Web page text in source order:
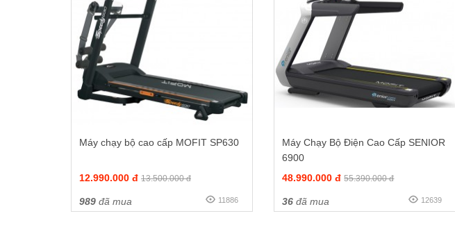
Máy chạy bộ cao cấp MOFIT SP630
12.990.000 đ 13.500.000 đ
989 đã mua 11886
Máy Chạy Bộ Điện Cao Cấp SENIOR
6900
48.990.000 đ 55.390.000 đ
36 đã mua 12639